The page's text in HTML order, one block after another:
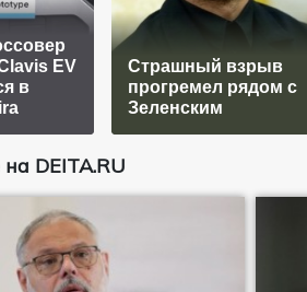
EV
в
Страшный взрыв
прогремел рядом с
Зеленским
DEITA.RU